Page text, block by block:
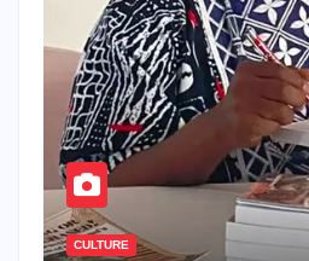
CULTURE